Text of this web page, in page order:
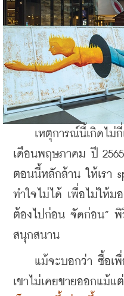
เหตุการณ์นี้เกิดไม่กี่เ
เดือนพฤษภาคม ปี
ตอนนี้หลักล้าน ให้เรา
ทำใจไม่ได้ เพื่อไม่ให้ม
ต้องไปก่อน จัดก่อน” พิ
สนุกสนาน
แม้จะบอกว่า ซื้อเพื่
เขาไม่เคยขายออกแม้แ